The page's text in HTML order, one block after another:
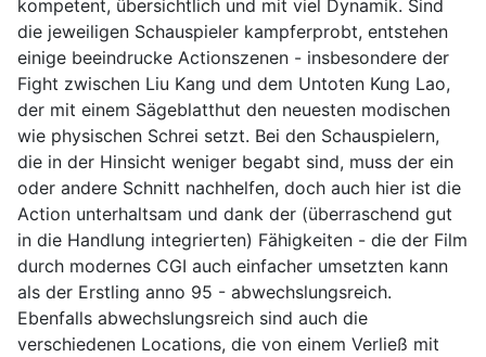
kompetent, übersichtlich und mit viel Dynamik. Sind
die jeweiligen Schauspieler kampferprobt, entstehen
einige beeindrucke Actionszenen - insbesondere der
Fight zwischen Liu Kang und dem Untoten Kung Lao,
der mit einem Sägeblatthut den neuesten modischen
wie physischen Schrei setzt. Bei den Schauspielern,
die in der Hinsicht weniger begabt sind, muss der ein
oder andere Schnitt nachhelfen, doch auch hier ist die
Action unterhaltsam und dank der (überraschend gut
in die Handlung integrierten) Fähigkeiten - die der Film
durch modernes CGI auch einfacher umsetzten kann
als der Erstling anno 95 - abwechslungsreich.
Ebenfalls abwechslungsreich sind auch die
verschiedenen Locations, die von einem Verließ mit